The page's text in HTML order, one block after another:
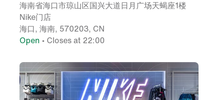
海南省海口市琼山区国兴大道日月广场天蝎座1楼
Nike门店
海口, 海南, 570203, CN
Open • Closes at 22:00